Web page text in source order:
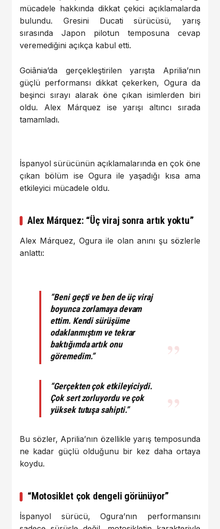
mücadele hakkında dikkat çekici açıklamalarda
bulundu. Gresini Ducati sürücüsü, yarış
sırasında Japon pilotun temposuna cevap
veremediğini açıkça kabul etti.
Goiânia’da gerçekleştirilen yarışta Aprilia’nın
güçlü performansı dikkat çekerken, Ogura da
beşinci sırayı alarak öne çıkan isimlerden biri
oldu. Alex Márquez ise yarışı altıncı sırada
tamamladı.
İspanyol sürücünün açıklamalarında en çok öne
çıkan bölüm ise Ogura ile yaşadığı kısa ama
etkileyici mücadele oldu.
Alex Márquez: “Üç viraj sonra artık yoktu”
Alex Márquez, Ogura ile olan anını şu sözlerle
anlattı:
“Beni geçti ve ben de üç viraj
boyunca zorlamaya devam
ettim. Kendi sürüşüme
odaklanmıştım ve tekrar
baktığımda artık onu
göremedim.”
“Gerçekten çok etkileyiciydi.
Çok sert zorluyordu ve çok
yüksek tutuşa sahipti.”
Bu sözler, Aprilia’nın özellikle yarış temposunda
ne kadar güçlü olduğunu bir kez daha ortaya
koydu.
“Motosiklet çok dengeli görünüyor”
İspanyol sürücü, Ogura’nın performansını